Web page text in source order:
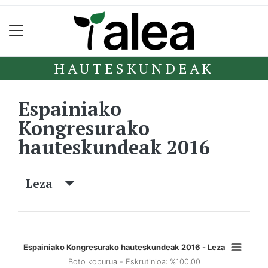
HAUTESKUNDEAK
Espainiako
Kongresurako
hauteskundeak 2016
Leza
Espainiako Kongresurako hauteskundeak 2016 - Leza
Boto kopurua - Eskrutinioa: %100,00